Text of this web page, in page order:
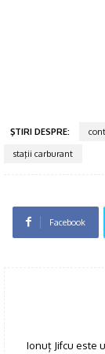
ŞTIRI DESPRE:
staţii carburant
Facebook
Ionuț Jifcu este